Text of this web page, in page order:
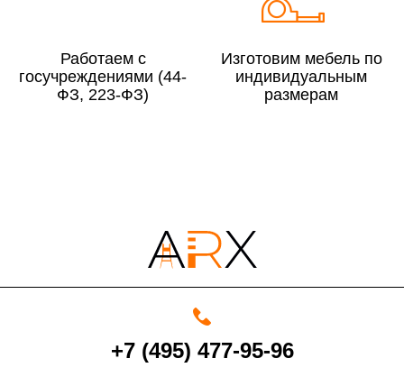
По Москве
10%
По Московской области
Срок возврата товара надлежащего качества составляет 30 дней с
счет в течение 5-30 рабочих дней (срок зависит от банка, который
выдал Вашу банковскую карту).
Работаем с
госучреждениями (44-
ФЗ, 223-ФЗ)
Изготовим мебель по
индивидуальным
размерам
+7 (495) 477-95-96